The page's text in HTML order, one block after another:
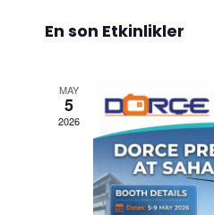
seç.
En son Etkinlikler
MAY
5
2026